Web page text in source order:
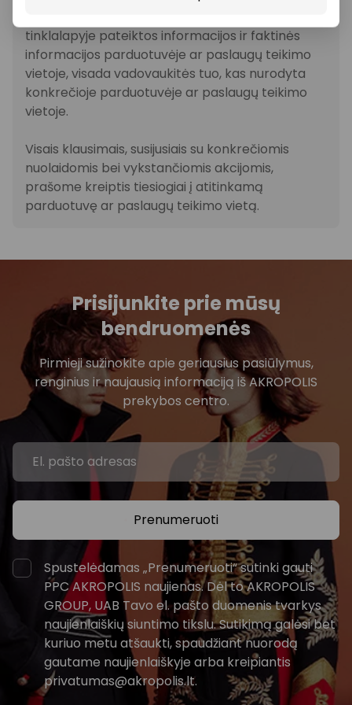
tinklalapyje pateiktos informacijos ir faktinės
informacijos parduotuvėje ar paslaugų teikimo
vietoje, visada vadovaukitės tuo, kas nurodyta
konkrečioje parduotuvėje ar paslaugų teikimo
vietoje.
Visais klausimais, susijusiais su konkrečiomis
nuolaidomis bei vykstančiomis akcijomis,
prašome kreiptis tiesiogiai į atitinkamą
parduotuvę ar paslaugų teikimo vietą.
Prisijunkite prie mūsų
bendruomenės
Pirmieji sužinokite apie geriausius pasiūlymus,
renginius ir naujausią informaciją iš AKROPOLIS
prekybos centro.
Prenumeruoti
Spustelėdamas „Prenumeruoti“ sutinki gauti
PPC AKROPOLIS naujienas. Dėl to AKROPOLIS
GROUP, UAB Tavo el. pašto duomenis tvarkys
naujienlaiškių siuntimo tikslu. Sutikimą galėsi bet
kuriuo metu atšaukti, spaudžiant nuorodą
gautame naujienlaiškyje arba kreipiantis
privatumas@akropolis.lt.